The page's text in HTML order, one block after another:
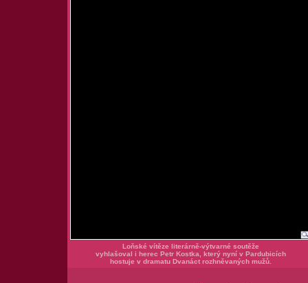
Loňské vítěze literárně-výtvarné soutěže
vyhlašoval i herec Petr Kostka, který nyní v Pardubicích
hostuje v dramatu Dvanáct rozhněvaných mužů.